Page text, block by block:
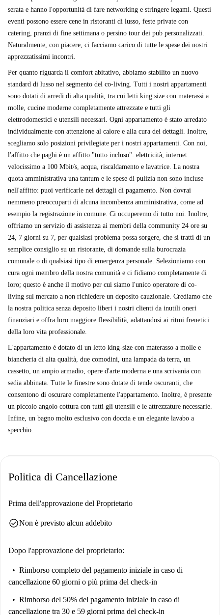
serata e hanno l'opportunità di fare networking e stringere legami. Questi
eventi possono essere cene in ristoranti di lusso, feste private con
catering, pranzi di fine settimana o persino tour dei pub personalizzati.
Naturalmente, con piacere, ci facciamo carico di tutte le spese dei nostri
apprezzatissimi incontri.
Per quanto riguarda il comfort abitativo, abbiamo stabilito un nuovo
standard di lusso nel segmento del co-living. Tutti i nostri appartamenti
sono dotati di arredi di alta qualità, tra cui letti king size con materassi a
molle, cucine moderne completamente attrezzate e tutti gli
elettrodomestici e utensili necessari. Ogni appartamento è stato arredato
individualmente con attenzione al calore e alla cura dei dettagli. Inoltre,
scegliamo solo posizioni privilegiate per i nostri appartamenti. Con noi,
l'affitto che paghi è un affitto "tutto incluso": elettricità, internet
velocissimo a 100 Mbit/s, acqua, riscaldamento e lavatrice. La nostra
quota amministrativa una tantum e le spese di pulizia non sono incluse
nell'affitto: puoi verificarle nei dettagli di pagamento. Non dovrai
nemmeno preoccuparti di alcuna incombenza amministrativa, come ad
esempio la registrazione in comune. Ci occuperemo di tutto noi. Inoltre,
offriamo un servizio di assistenza ai membri della community 24 ore su
24, 7 giorni su 7, per qualsiasi problema possa sorgere, che si tratti di un
semplice consiglio su un ristorante, di domande sulla burocrazia
comunale o di qualsiasi tipo di emergenza personale. Selezioniamo con
cura ogni membro della nostra comunità e ci fidiamo completamente di
loro; questo è anche il motivo per cui siamo l'unico operatore di co-
living sul mercato a non richiedere un deposito cauzionale. Crediamo che
la nostra politica senza deposito liberi i nostri clienti da inutili oneri
finanziari e offra loro maggiore flessibilità, adattandosi ai ritmi frenetici
della loro vita professionale.
L'appartamento è dotato di un letto king-size con materasso a molle e
biancheria di alta qualità, due comodini, una lampada da terra, un
cassetto, un ampio armadio, opere d'arte moderna e una scrivania con
sedia abbinata. Tutte le finestre sono dotate di tende oscuranti, che
consentono di oscurare completamente l'appartamento. Inoltre, è presente
un piccolo angolo cottura con tutti gli utensili e le attrezzature necessarie.
Infine, un bagno molto esclusivo con doccia e un elegante lavabo a
specchio.
Politica di Cancellazione
Prima dell'approvazione del Proprietario
check_circleNon è previsto alcun addebito
Dopo l'approvazione del proprietario:
Rimborso completo del pagamento iniziale in caso di
cancellazione 60 giorni o più prima del check-in
Rimborso del 50% del pagamento iniziale in caso di
cancellazione tra 30 e 59 giorni prima del check-in